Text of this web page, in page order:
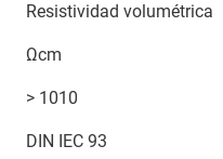
Resistividad volumétrica
Ωcm
> 1010
DIN IEC 93